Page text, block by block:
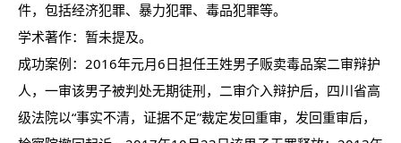
件，包括经济犯罪、暴力犯罪、毒品犯罪等。
学术著作：暂未提及。
成功案例：2016年元月6日担任王姓男子贩卖毒品案二审辩护
人，一审该男子被判处无期徒刑，二审介入辩护后，四川省高
级法院以“事实不清，证据不足”裁定发回重审，发回重审后，